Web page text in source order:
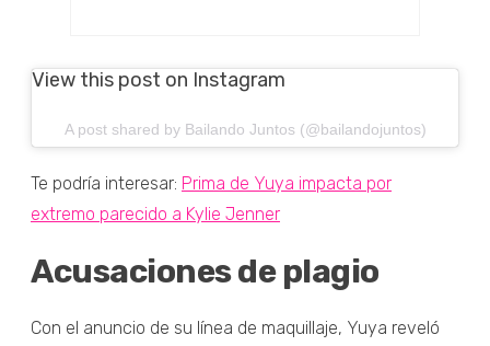
View this post on Instagram
A post shared by Bailando Juntos (@bailandojuntos)
Te podría interesar: Prima de Yuya impacta por
extremo parecido a Kylie Jenner
Acusaciones de plagio
Con el anuncio de su línea de maquillaje, Yuya reveló